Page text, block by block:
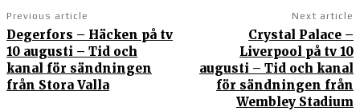
Previous article
Degerfors – Häcken på tv
10 augusti – Tid och
kanal för sändningen
från Stora Valla
Next article
Crystal Palace –
Liverpool på tv 10
augusti – Tid och kanal
för sändningen från
Wembley Stadium